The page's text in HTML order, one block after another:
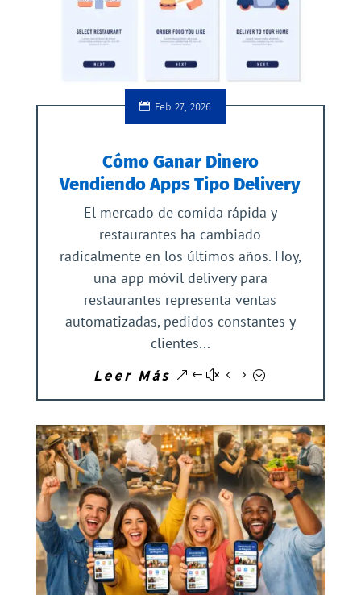
Feb 27, 2026
Cómo Ganar Dinero
Vendiendo Apps Tipo Delivery
El mercado de comida rápida y
restaurantes ha cambiado
radicalmente en los últimos años. Hoy,
una app móvil delivery para
restaurantes representa ventas
automatizadas, pedidos constantes y
clientes...
Leer Más